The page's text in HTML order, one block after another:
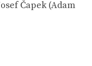
Čapek (Adam